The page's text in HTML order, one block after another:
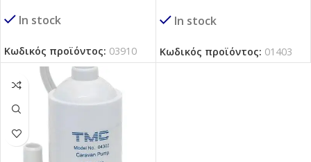
In stock
Κωδικός προϊόντος: 03910
In stock
Κωδικός προϊόντος: 01403